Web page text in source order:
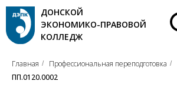
ДОНСКОЙ
ЭКОНОМИКО-ПРАВОВОЙ
КОЛЛЕДЖ
Главная / Профессиональная переподготовка /
ПП.0120.0002